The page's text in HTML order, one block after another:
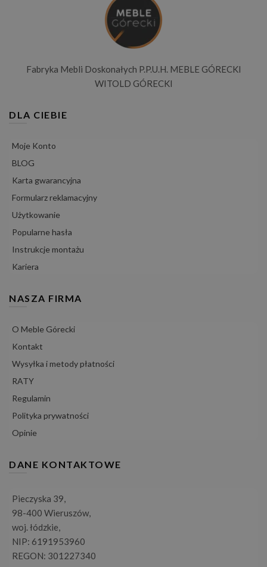
Fabryka Mebli Doskonałych P.P.U.H. MEBLE GÓRECKI
WITOLD GÓRECKI
DLA CIEBIE
Moje Konto
BLOG
Karta gwarancyjna
Formularz reklamacyjny
Użytkowanie
Popularne hasła
Instrukcje montażu
Kariera
NASZA FIRMA
O Meble Górecki
Kontakt
Wysyłka i metody płatności
RATY
Regulamin
Polityka prywatności
Opinie
DANE KONTAKTOWE
Pieczyska 39,
98-400 Wieruszów,
woj. łódzkie,
NIP: 6191953960
REGON: 301227340